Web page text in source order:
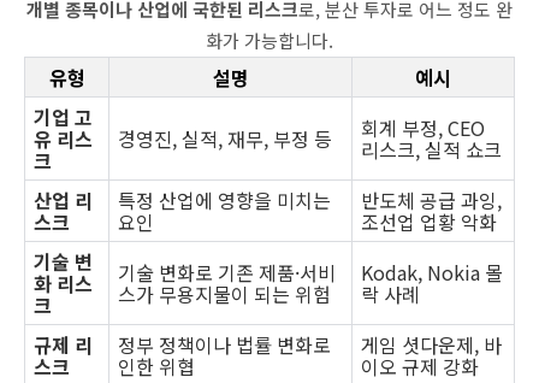
개별 종목이나 산업에 국한된 리스크로, 분산 투자로 어느 정도 완
화가 가능합니다.
유형 설명
예시
기업 고
유 리스
크
경영진, 실적, 재무, 부정 등 회계 부정, CEO
리스크, 실적 쇼크
산업 리
스크
특정 산업에 영향을 미치는
요인
반도체 공급 과잉,
조선업 업황 악화
기술 변
화 리스
크
기술 변화로 기존 제품·서비
스가 무용지물이 되는 위험
Kodak, Nokia 몰
락 사례
규제 리
스크
정부 정책이나 법률 변화로
인한 위협
게임 셧다운제, 바
이오 규제 강화